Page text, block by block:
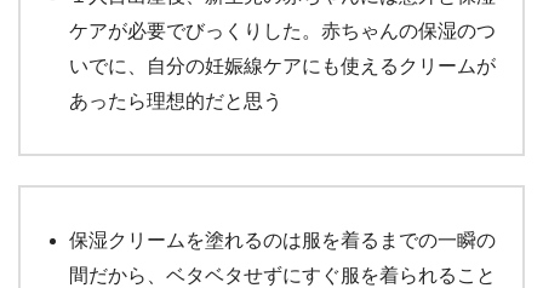
ケアが必要でびっくりした。赤ちゃんの保湿のつ
いでに、自分の妊娠線ケアにも使えるクリームが
あったら理想的だと思う
保湿クリームを塗れるのは服を着るまでの一瞬の
間だから、ベタベタせずにすぐ服を着られること